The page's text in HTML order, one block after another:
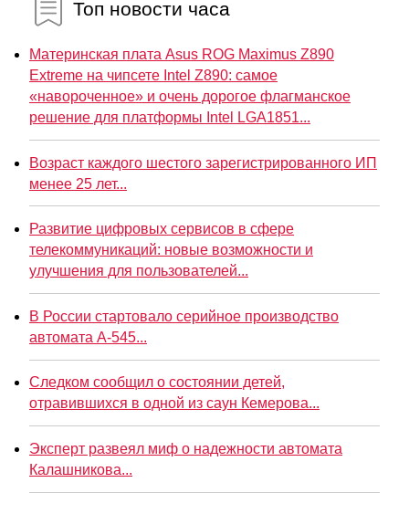
Топ новости часа
Материнская плата Asus ROG Maximus Z890
Extreme на чипсете Intel Z890: самое
«навороченное» и очень дорогое флагманское
решение для платформы Intel LGA1851...
Возраст каждого шестого зарегистрированного ИП
менее 25 лет...
Развитие цифровых сервисов в сфере
телекоммуникаций: новые возможности и
улучшения для пользователей...
В России стартовало серийное производство
автомата А-545...
Следком сообщил о состоянии детей,
отравившихся в одной из саун Кемерова...
Эксперт развеял миф о надежности автомата
Калашникова...